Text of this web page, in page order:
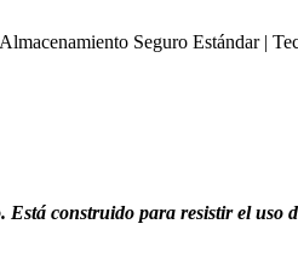
Seguro Estándar |
construido para resistir el uso